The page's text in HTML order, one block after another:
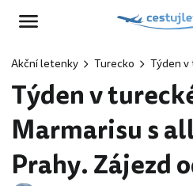
Akční letenky Turecko Týden
Týden v
Marmarisu s
Prahy. Zájezd